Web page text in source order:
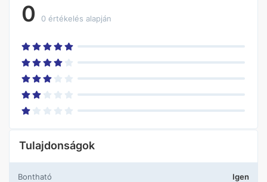
0 0 értékelés alapján
Tulajdonságok
Bontható Igen